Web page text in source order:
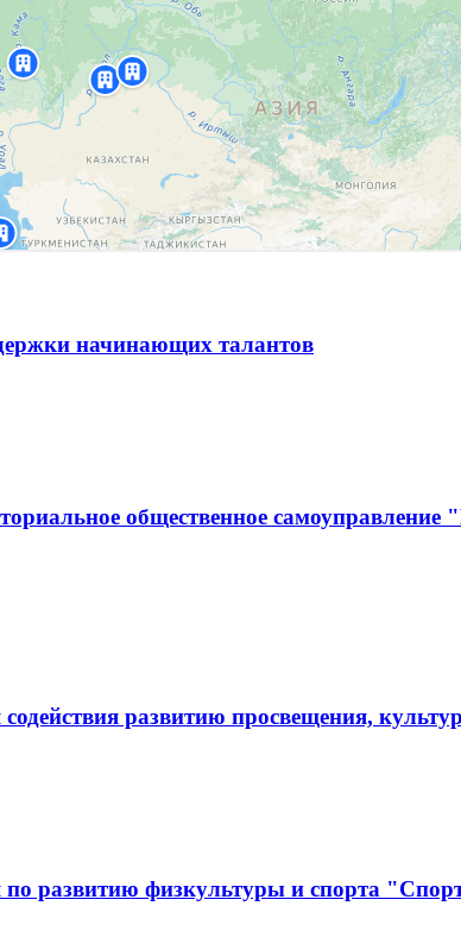
начинающих талантов
общественное
содействия развитию просвещения,
по развитию физкультуры и спорта